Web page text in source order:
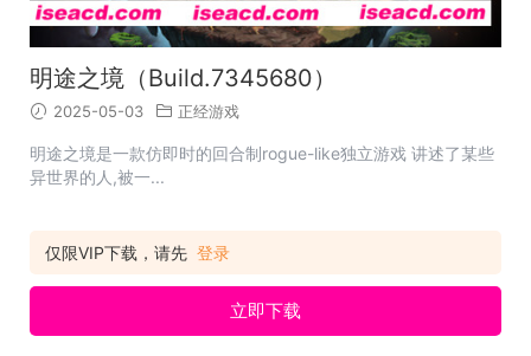
明途之境（Build.7345680）
2025-05-03 正经游戏
明途之境是一款仿即时的回合制rogue-like独立游戏 讲述了某些
异世界的人,被一...
仅限VIP下载，请先 登录
立即下载